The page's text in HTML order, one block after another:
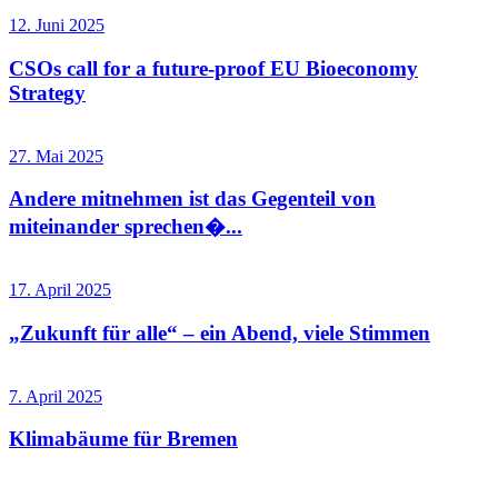
12. Juni 2025
CSOs call for a future-proof EU Bioeconomy
Strategy
27. Mai 2025
Andere mitnehmen ist das Gegenteil von
miteinander sprechen�...
17. April 2025
„Zukunft für alle“ – ein Abend, viele Stimmen
7. April 2025
Klimabäume für Bremen